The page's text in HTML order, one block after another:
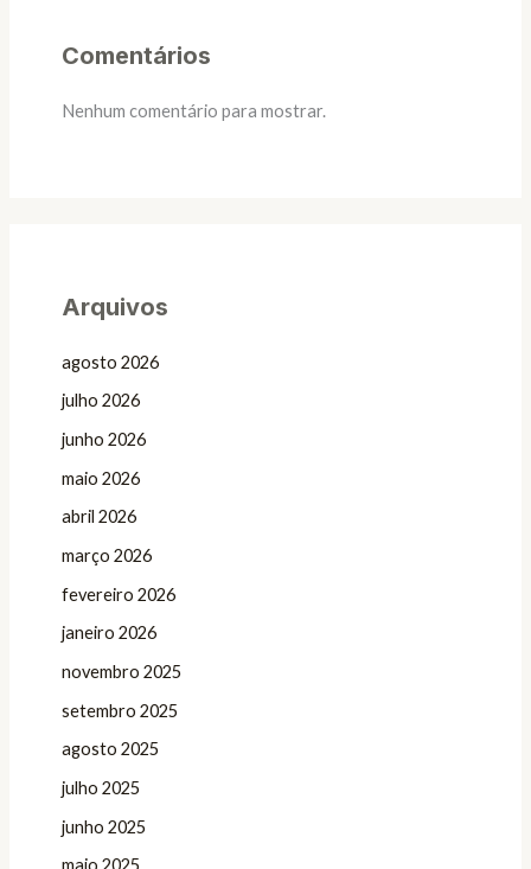
Comentários
Nenhum comentário para mostrar.
Arquivos
agosto 2026
julho 2026
junho 2026
maio 2026
abril 2026
março 2026
fevereiro 2026
janeiro 2026
novembro 2025
setembro 2025
agosto 2025
julho 2025
junho 2025